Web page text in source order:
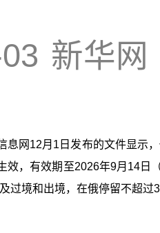
新华网
息网12月1日发布的文件显示
效，有效期至2026年9月14日
过境和出境，在俄停留不超过